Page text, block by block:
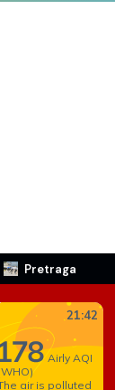
Pretraga